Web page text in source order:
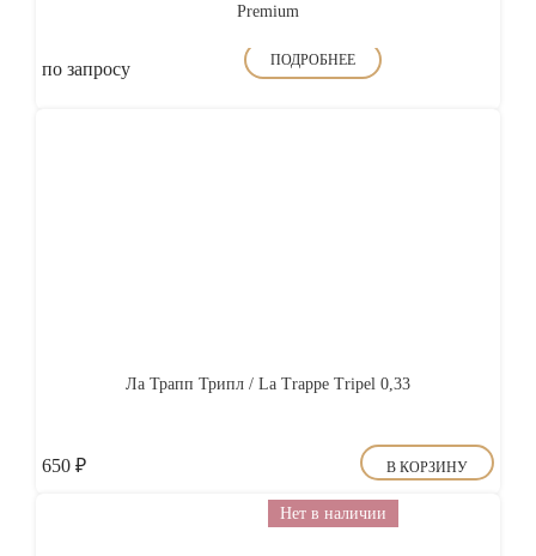
Premium
по запросу ПОДРОБНЕЕ
Ла Трапп Трипл / La Trappe Tripel 0,33
650 ₽ В КОРЗИНУ
Нет в наличии